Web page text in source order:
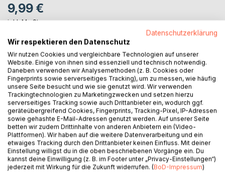
9,99 €
inkl. MwSt.
IN DEN WARENKORB
Auf die Merkliste
Titel bewerten
Datenschutzerklärung
Wir respektieren den Datenschutz
Wir nutzen Cookies und vergleichbare Technologien auf unserer
Website. Einige von ihnen sind essenziell und technisch notwendig.
Daneben verwenden wir Analysemethoden (z. B. Cookies oder
Fingerprints sowie serverseitiges Tracking), um zu messen, wie häufig
unsere Seite besucht und wie sie genutzt wird. Wir verwenden
Trackingtechnologien zu Marketingzwecken und setzen hierzu
serverseitiges Tracking sowie auch Drittanbieter ein, wodurch ggf.
geräteübergreifend Cookies, Fingerprints, Tracking-Pixel, IP-Adressen
sowie gehashte E-Mail-Adressen genutzt werden. Auf unserer Seite
betten wir zudem Drittinhalte von anderen Anbietern ein (Video-
Plattformen). Wir haben auf die weitere Datenverarbeitung und ein
etwaiges Tracking durch den Drittanbieter keinen Einfluss. Mit deiner
Einstellung willigst du in die oben beschriebenen Vorgänge ein. Du
kannst deine Einwilligung (z. B. im Footer unter „Privacy-Einstellungen“)
jederzeit mit Wirkung für die Zukunft widerrufen. (BoD-Impressum)